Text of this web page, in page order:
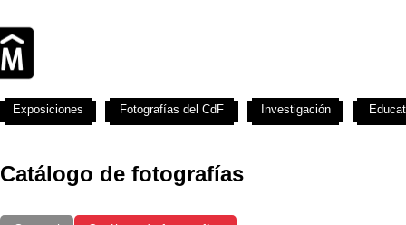
Catálogo de fotografías
Exposiciones Fotografías del CdF Investigación